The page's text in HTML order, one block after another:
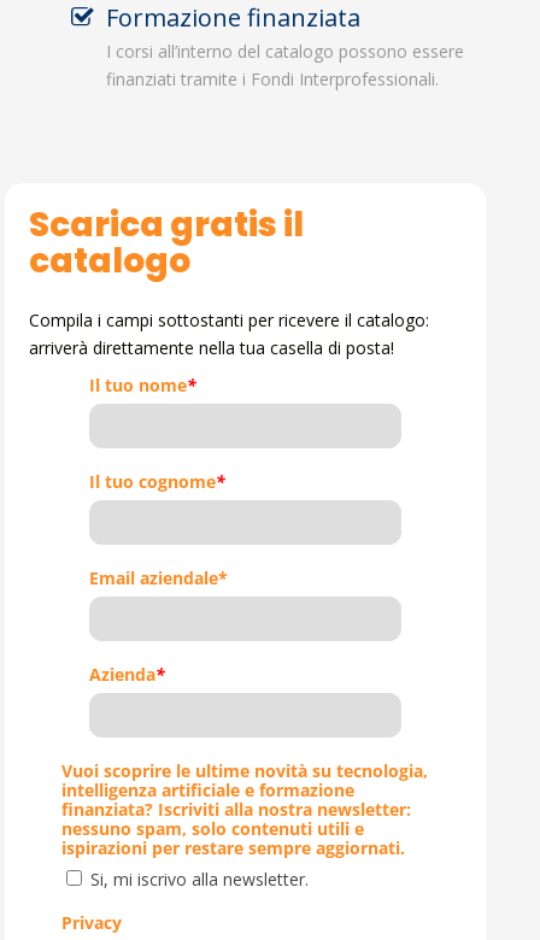
Formazione finanziata
I corsi all’interno del catalogo possono essere
finanziati tramite i Fondi Interprofessionali.
Scarica gratis il
catalogo
Compila i campi sottostanti per ricevere il catalogo:
arriverà direttamente nella tua casella di posta!
Il tuo nome*
Il tuo cognome*
Email aziendale*
Azienda*
Vuoi scoprire le ultime novità su tecnologia,
intelligenza artificiale e formazione
finanziata? Iscriviti alla nostra newsletter:
nessuno spam, solo contenuti utili e
ispirazioni per restare sempre aggiornati.
Si, mi iscrivo alla newsletter.
Privacy